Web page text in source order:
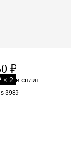
₽
× 2 в сплит
3989